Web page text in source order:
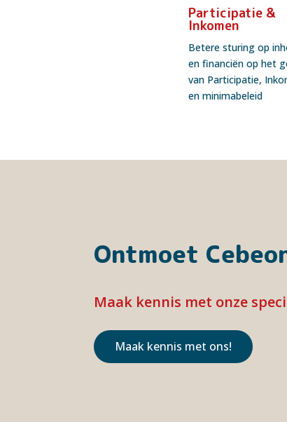
Participatie &
Inkomen
Betere sturing op
en financiën op het
van Participatie,
en minimabeleid
Ontmoet
Maak kennis met onze
Maak kennis met ons!